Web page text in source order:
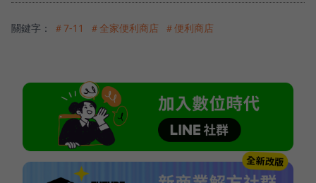
關鍵字： ＃7-11 ＃全家便利商店 ＃便利商店